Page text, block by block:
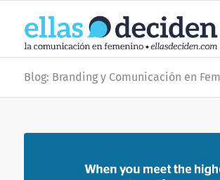
Blog: Branding y Comunicación en